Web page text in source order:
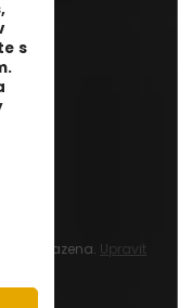
s
vyhrazena. Upravit